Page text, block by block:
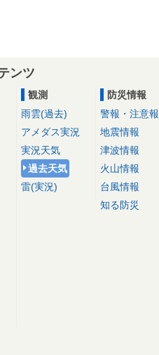
ンツ
観測
雨雲(過去)
アメダス実況
実況天気
過去天気
雷(実況)
防災情報
警報・注意報
地震情報
津波情報
火山情報
台風情報
知る防災